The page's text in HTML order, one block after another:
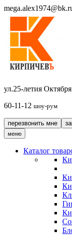
ул.25-летия
60-11-12 шоу-рум
перезвонить мне
меню
Каталог